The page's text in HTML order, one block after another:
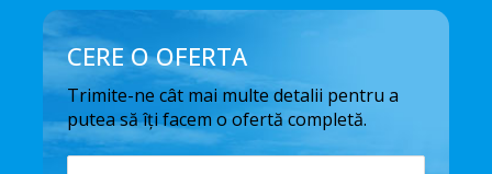
CERE O OFERTA
Trimite-ne cât mai multe detalii pentru a
putea să îți facem o ofertă completă.